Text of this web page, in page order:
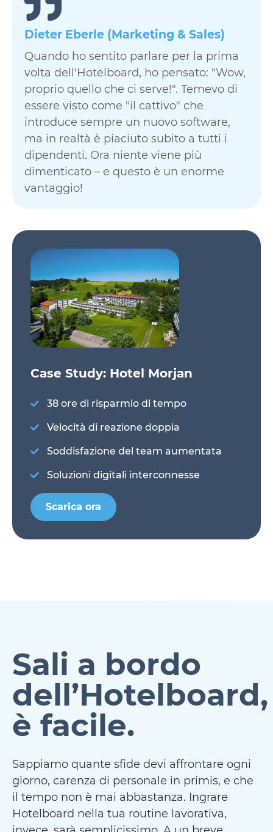
Dieter Eberle (Marketing & Sales)
Quando ho sentito parlare per la prima
volta dell'Hotelboard, ho pensato: "Wow,
proprio quello che ci serve!". Temevo di
essere visto come "il cattivo" che
introduce sempre un nuovo software,
ma in realtà è piaciuto subito a tutti i
dipendenti. Ora niente viene più
dimenticato – e questo è un enorme
vantaggio!
Case Study: Hotel Morjan
38 ore di risparmio di tempo
Velocità di reazione doppia
Soddisfazione del team aumentata
Soluzioni digitali interconnesse
Scarica ora
Sali a bordo
dell’Hotelboard,
è facile.
Sappiamo quante sfide devi affrontare ogni
giorno, carenza di personale in primis, e che
il tempo non è mai abbastanza. Ingrare
Hotelboard nella tua routine lavorativa,